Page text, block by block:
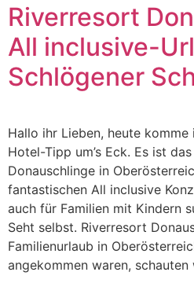
Riverresort
All inclusive-
Schlögener
Hallo ihr Lieben, heute
Hotel-Tipp um’s Eck. Es ist
Donauschlinge in
fantastischen All inclusive
auch für Familien mit Kindern
Seht selbst. Riverresort
Familienurlaub in
angekommen waren,